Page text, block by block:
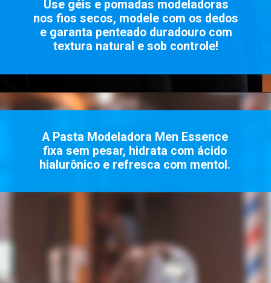
Use géis e pomadas modeladoras
nos fios secos, modele com os dedos
e garanta penteado duradouro com
textura natural e sob controle!
A Pasta Modeladora Men Essence
fixa sem pesar, hidrata com ácido
hialurônico e refresca com mentol.